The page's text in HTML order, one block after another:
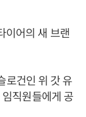
이어의 새 브랜
로건인 위 갓 유
직원들에게 공